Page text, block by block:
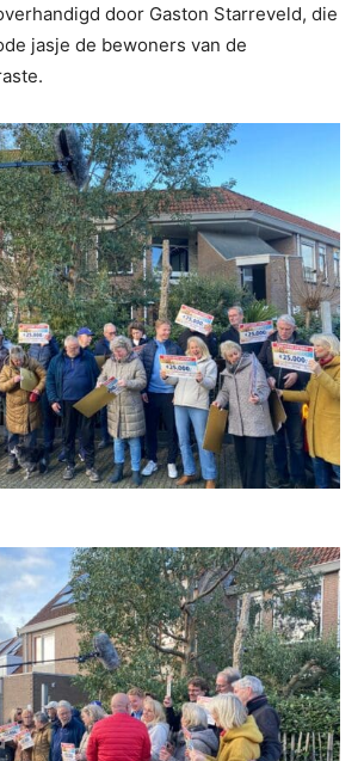
door Gaston Starreveld, die
jasje de bewoners van de